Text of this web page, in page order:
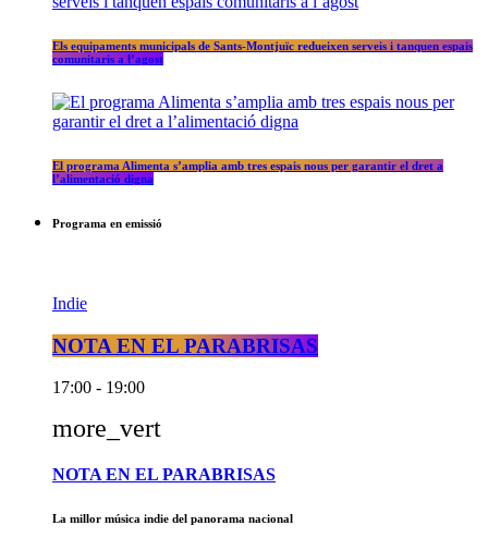
Els equipaments municipals de Sants-Montjuïc redueixen serveis i tanquen espais
comunitaris a l’agost
El programa Alimenta s’amplia amb tres espais nous per garantir el dret a
l’alimentació digna
Programa en emissió
Indie
NOTA EN EL PARABRISAS
17:00 - 19:00
more_vert
NOTA EN EL PARABRISAS
La millor música indie del panorama nacional